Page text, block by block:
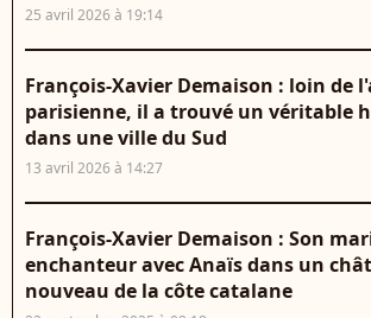
25 avril 2026 à 19:14
François-Xavier Demaison : loin de
parisienne, il a trouvé un véritable
dans une ville du Sud
13 avril 2026 à 14:27
François-Xavier Demaison : Son
enchanteur avec Anaïs dans un
nouveau de la côte catalane